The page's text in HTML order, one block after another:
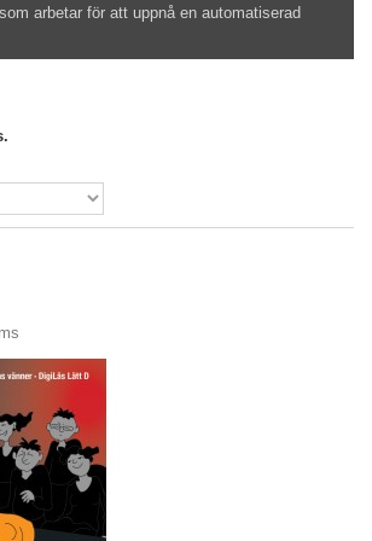
arbetar för att uppnå en automatiserad